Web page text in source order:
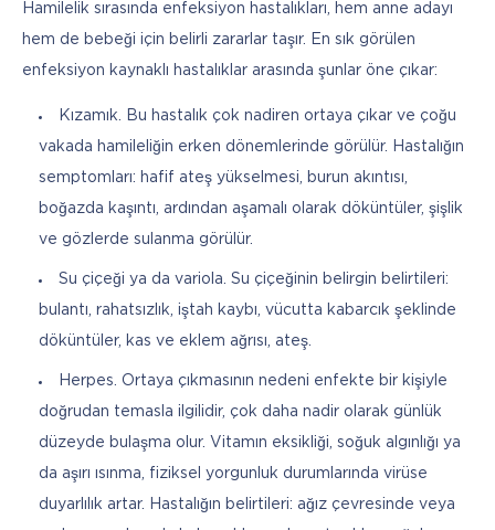
Hamilelik sırasında enfeksiyon hastalıkları, hem anne adayı
hem de bebeği için belirli zararlar taşır. En sık görülen
enfeksiyon kaynaklı hastalıklar arasında şunlar öne çıkar:
Kızamık. Bu hastalık çok nadiren ortaya çıkar ve çoğu
vakada hamileliğin erken dönemlerinde görülür. Hastalığın
semptomları: hafif ateş yükselmesi, burun akıntısı,
boğazda kaşıntı, ardından aşamalı olarak döküntüler, şişlik
ve gözlerde sulanma görülür.
Su çiçeği ya da variola. Su çiçeğinin belirgin belirtileri:
bulantı, rahatsızlık, iştah kaybı, vücutta kabarcık şeklinde
döküntüler, kas ve eklem ağrısı, ateş.
Herpes. Ortaya çıkmasının nedeni enfekte bir kişiyle
doğrudan temasla ilgilidir, çok daha nadir olarak günlük
düzeyde bulaşma olur. Vitamın eksikliği, soğuk algınlığı ya
da aşırı ısınma, fiziksel yorgunluk durumlarında virüse
duyarlılık artar. Hastalığın belirtileri: ağız çevresinde veya